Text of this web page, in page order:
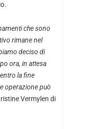
che sono
rimane nel
deciso di
ora, in attesa
la fine
operazione può
Vermylen di